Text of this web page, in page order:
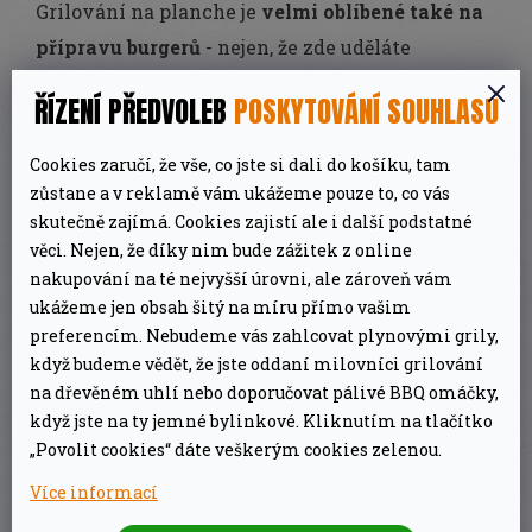
ŘÍZENÍ PŘEDVOLEB POSKYTOVÁNÍ SOUHLASU
Cookies zaručí, že vše, co jste si dali do košíku, tam
zůstane a v reklamě vám ukážeme pouze to, co vás
skutečně zajímá. Cookies zajistí ale i další podstatné
věci. Nejen, že díky nim bude zážitek z online
nakupování na té nejvyšší úrovni, ale zároveň vám
ukážeme jen obsah šitý na míru přímo vašim
preferencím. Nebudeme vás zahlcovat plynovými grily,
když budeme vědět, že jste oddaní milovníci grilování
na dřevěném uhlí nebo doporučovat pálivé BBQ omáčky,
když jste na ty jemné bylinkové. Kliknutím na tlačítko
„Povolit cookies“ dáte veškerým cookies zelenou.
Více informací
Grilování na planche je velmi oblíbené také na
přípravu burgerů - nejen, že zde uděláte
pěkně na másle lehce připéct máslovou briošku.
Nebo můžete na Vaše maso položit plátek čedaru
a pomocí samostatné Weber poklice na planchu
dosáhnout jeho dokonalého roztečení :) Plancha
je také super na poslední dobou velmi oblíbené
smash burgery. Na ty Vám zase pomůže k tomu
určený lis na planchu.
Univerzální plancha snadno změní celý
grilovací povrch.
• Kompatibilní systém odvádění tuku zabraňuje
rozlití a zachycuje tuk.